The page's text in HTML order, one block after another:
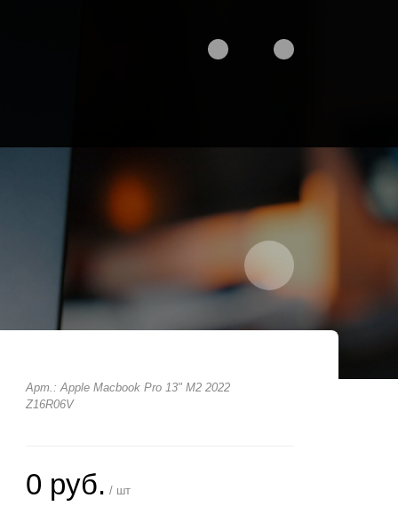
Арт.: Apple Macbook Pro 13" M2 2022
Z16R06V
0 руб. / шт